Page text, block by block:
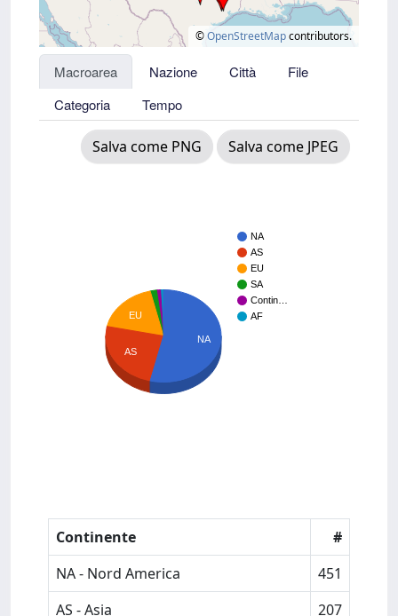
©OpenStreetMapcontributors.
Macroarea Nazione Città
File
Categoria
Tempo
Salva come PNG Salva come JPEG
NA
AS
EU
SA
Contin…
AF
EU
AS
NA
Continente
#
NA - Nord America
451
AS - Asia
207